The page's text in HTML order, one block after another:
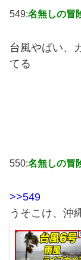
549:名無しの冒
台風やばい、
てる
550:名無しの冒
>>549
うそこけ、沖